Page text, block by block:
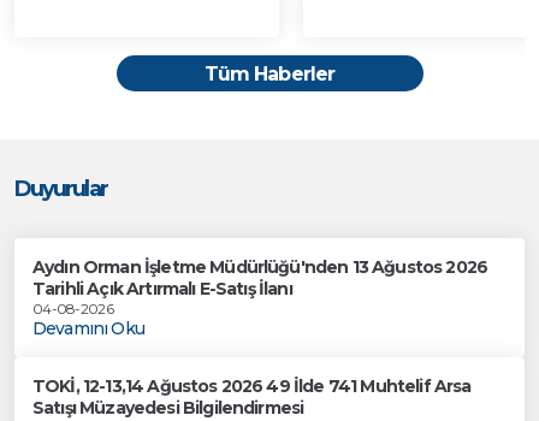
Tüm Haberler
Duyurular
Aydın Orman İşletme Müdürlüğü'nden 13 Ağustos 2026
Tarihli Açık Artırmalı E-Satış İlanı
04-08-2026
Devamını Oku
TOKİ, 12-13,14 Ağustos 2026 49 İlde 741 Muhtelif Arsa
Satışı Müzayedesi Bilgilendirmesi